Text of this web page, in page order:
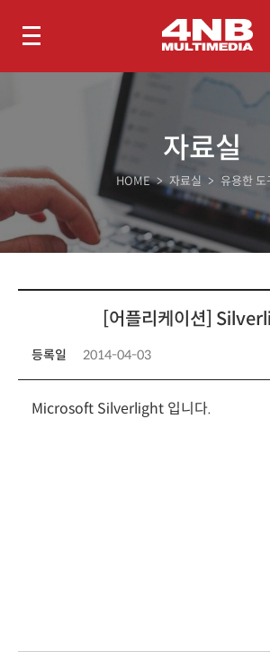
장애 문의
FAQ (JTM)
FAQ (VideoOffice)
자료실
드라이버
유용한 도구들
제품 매뉴얼
4NB 고객센터
자료실
HOME> 자료실 > 유용한 도
[어플리케이션]
등록일 2014-04-03
Microsoft Silverlight 입니다.